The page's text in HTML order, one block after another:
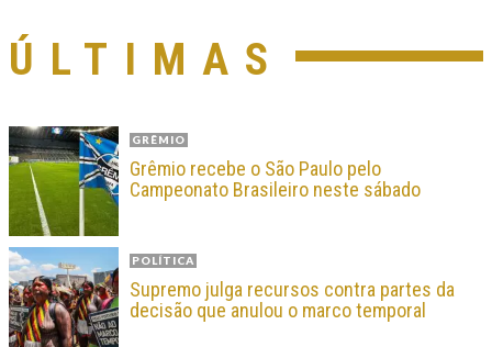
ÚLTIMAS
GRÊMIO
Grêmio recebe o São Paulo pelo
Campeonato Brasileiro neste sábado
POLÍTICA
Supremo julga recursos contra partes da
decisão que anulou o marco temporal